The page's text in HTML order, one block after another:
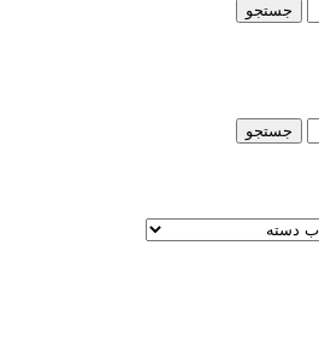
جستجو
جستجو